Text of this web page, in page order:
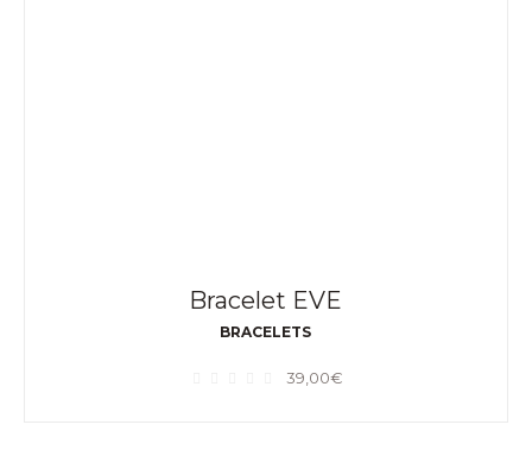
Bracelet EVE
BRACELETS
39,00€